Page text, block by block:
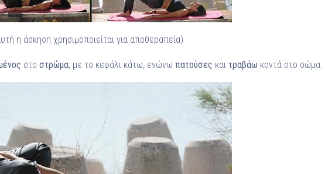
η άσκηση χρησιμοποιείται για αποθεραπεία)
στο στρώμα, με το κεφάλι κάτω, ενώνω πατούσες και τραβάω κοντά στο σώμα.